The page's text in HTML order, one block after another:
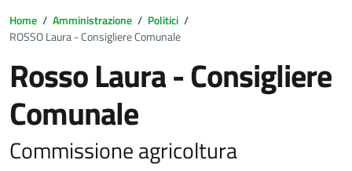
Home / Amministrazione / Politici /
ROSSO Laura - Consigliere Comunale
Rosso Laura - Consigliere
Comunale
Commissione agricoltura